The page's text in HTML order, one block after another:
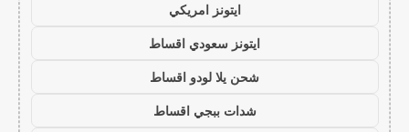
ايتونز امريكي
ايتونز سعودي اقساط
شحن يلا لودو اقساط
شدات ببجي اقساط